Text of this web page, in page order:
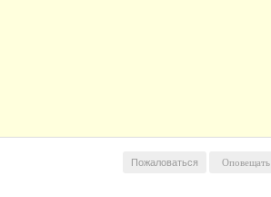
Пожаловаться